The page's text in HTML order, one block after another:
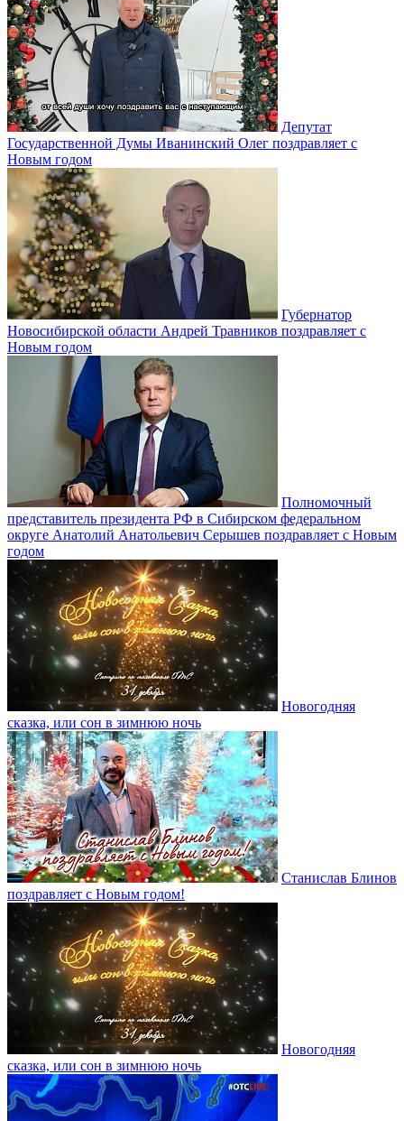
Депутат
Государственной Думы Иванинский Олег поздравляет с
Новым годом
Губернатор
Новосибирской области Андрей Травников поздравляет с
Новым годом
Полномочный
представитель президента РФ в Сибирском федеральном
округе Анатолий Анатольевич Серышев поздравляет с Новым
годом
Новогодняя
сказка, или сон в зимнюю ночь
Станислав Блинов
поздравляет с Новым годом!
Новогодняя
сказка, или сон в зимнюю ночь